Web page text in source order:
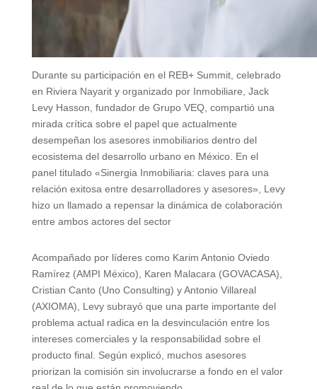
Durante su participación en el REB+ Summit, celebrado
en Riviera Nayarit y organizado por Inmobiliare, Jack
Levy Hasson, fundador de Grupo VEQ, compartió una
mirada crítica sobre el papel que actualmente
desempeñan los asesores inmobiliarios dentro del
ecosistema del desarrollo urbano en México. En el
panel titulado «Sinergia Inmobiliaria: claves para una
relación exitosa entre desarrolladores y asesores», Levy
hizo un llamado a repensar la dinámica de colaboración
entre ambos actores del sector
Acompañado por líderes como Karim Antonio Oviedo
Ramírez (AMPI México), Karen Malacara (GOVACASA),
Cristian Canto (Uno Consulting) y Antonio Villareal
(AXIOMA), Levy subrayó que una parte importante del
problema actual radica en la desvinculación entre los
intereses comerciales y la responsabilidad sobre el
producto final. Según explicó, muchos asesores
priorizan la comisión sin involucrarse a fondo en el valor